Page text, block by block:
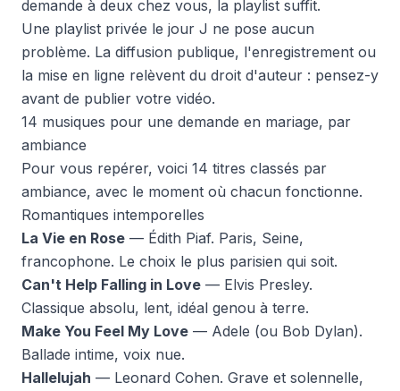
demande à deux chez vous, la playlist suffit.
Une playlist privée le jour J ne pose aucun
problème. La diffusion publique, l'enregistrement ou
la mise en ligne relèvent du droit d'auteur : pensez-y
avant de publier votre vidéo.
14 musiques pour une demande en mariage, par
ambiance
Pour vous repérer, voici 14 titres classés par
ambiance, avec le moment où chacun fonctionne.
Romantiques intemporelles
La Vie en Rose — Édith Piaf. Paris, Seine,
francophone. Le choix le plus parisien qui soit.
Can't Help Falling in Love — Elvis Presley.
Classique absolu, lent, idéal genou à terre.
Make You Feel My Love — Adele (ou Bob Dylan).
Ballade intime, voix nue.
Hallelujah — Leonard Cohen. Grave et solennelle,